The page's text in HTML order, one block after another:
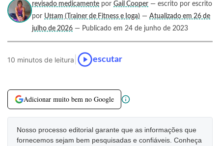
revisado medicamente por Gail Cooper — escrito por escrito
por Uttam (Trainer de Fitness e Ioga) — Atualizado em 26 de
julho de 2026 — Publicado em 24 de junho de 2023
10 minutos de leitura escutar
Adicionar muito bem no Google
Nosso processo editorial garante que as informações que
fornecemos sejam bem pesquisadas e confiáveis. Conheça